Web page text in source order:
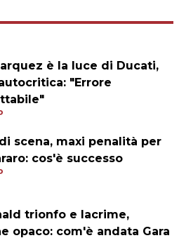
è la luce di Ducati,
"Errore
scena, maxi penalità per
cos'è successo
trionfo e lacrime,
opaco: com'è andata Gara